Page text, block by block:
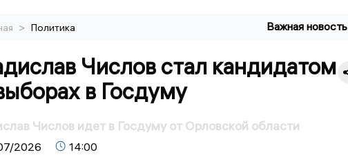
> Политика Важная новость
Числов стал кандидатом
в Госдуму
Числов идет в Госдуму от Орловской области
2026 14:00